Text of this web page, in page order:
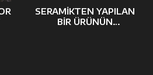
SERAMIKTEN YAPILAN
BIR ÜRÜNÜN